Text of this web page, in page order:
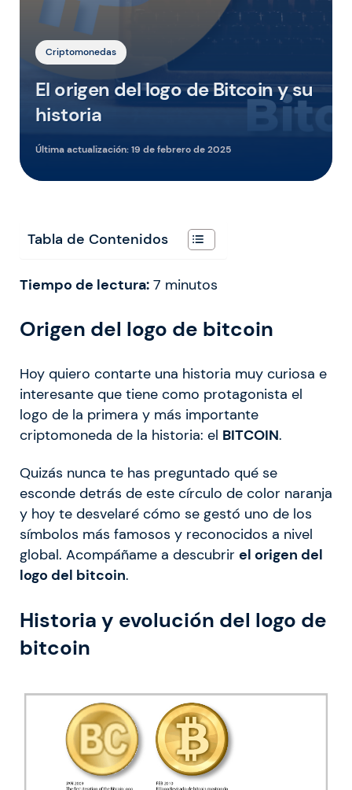
Criptomonedas
El origen del logo de Bitcoin y su
historia
Última actualización:19 de febrero de 2025
Tabla de Contenidos
Tiempo de lectura: 7 minutos
Origen del logo de bitcoin
Hoy quiero contarte una historia muy curiosa e
interesante que tiene como protagonista el
logo de la primera y más importante
criptomoneda de la historia: el BITCOIN.
Quizás nunca te has preguntado qué se
esconde detrás de este círculo de color naranja
y hoy te desvelaré cómo se gestó uno de los
símbolos más famosos y reconocidos a nivel
global. Acompáñame a descubrir el origen del
logo del bitcoin.
Historia y evolución del logo de
bitcoin